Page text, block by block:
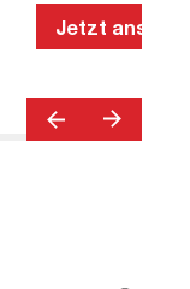
Jetzt